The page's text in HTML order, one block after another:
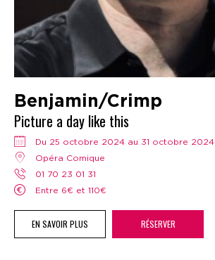
Benjamin/Crimp
Picture a day like this
Du 25 octobre 2024 au 31 octobre 2024
Opéra Comique
01 70 23 01 31
Entre 6€ et 110€
EN SAVOIR PLUS RÉSERVER